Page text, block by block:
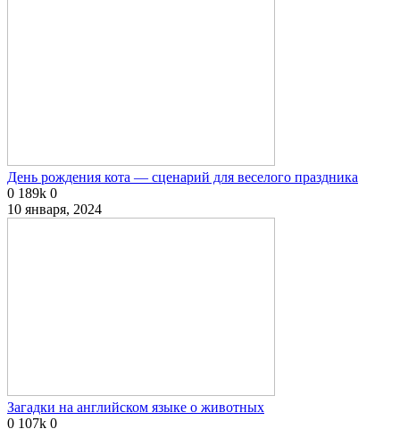
День рождения кота — сценарий для веселого праздника
0 189k 0
10 января, 2024
Загадки на английском языке о животных
0 107k 0